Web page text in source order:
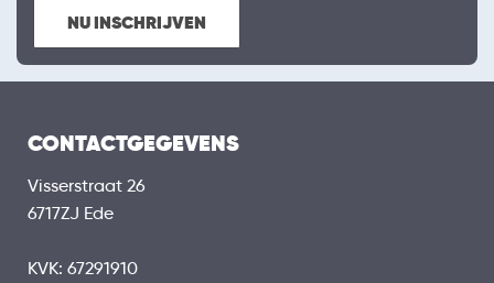
NU INSCHRIJVEN
CONTACTGEGEVENS
Visserstraat 26
6717ZJ Ede
KVK: 67291910